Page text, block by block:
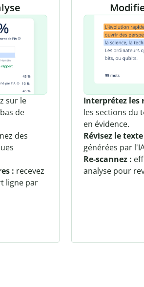
sur le
de
des
: recevez
ligne par
Interprétez les
les sections du
en évidence.
Révisez le
générées par
Re-scannez :
analyse pour